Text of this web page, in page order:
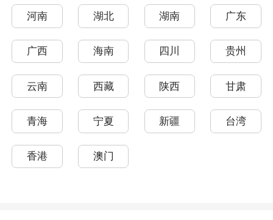
河南 湖北 湖南 广东
广西 海南 四川 贵州
云南 西藏 陕西 甘肃
青海 宁夏 新疆 台湾
香港 澳门